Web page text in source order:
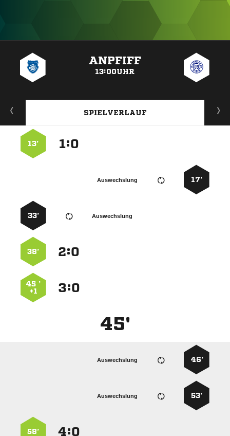
ANPFIFF
13:00UHR
SPIELVERLAUF
:
13’
17’
Auswechslung
Auswechslung
33’
:
38’
:
45 ’
+1
45'
46’
Auswechslung
53’
Auswechslung
:
58’